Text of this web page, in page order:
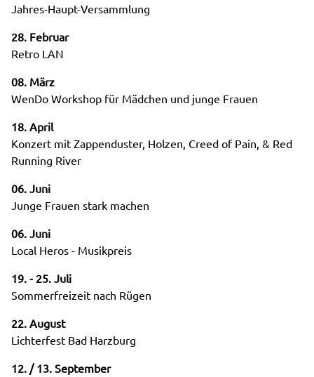
Jahres-Haupt-Versammlung
28. Februar
Retro LAN
08. März
WenDo Workshop für Mädchen und junge Frauen
18. April
Konzert mit Zappenduster, Holzen, Creed of Pain, & Red
Running River
06. Juni
Junge Frauen stark machen
06. Juni
Local Heros - Musikpreis
19. - 25. Juli
Sommerfreizeit nach Rügen
22. August
Lichterfest Bad Harzburg
12. / 13. September